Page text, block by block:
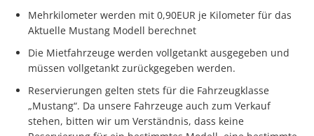
Mehrkilometer werden mit 0,90EUR je Kilometer für das
Aktuelle Mustang Modell berechnet
Die Mietfahrzeuge werden vollgetankt ausgegeben und
müssen vollgetankt zurückgegeben werden.
Reservierungen gelten stets für die Fahrzeugklasse
„Mustang“. Da unsere Fahrzeuge auch zum Verkauf
stehen, bitten wir um Verständnis, dass keine